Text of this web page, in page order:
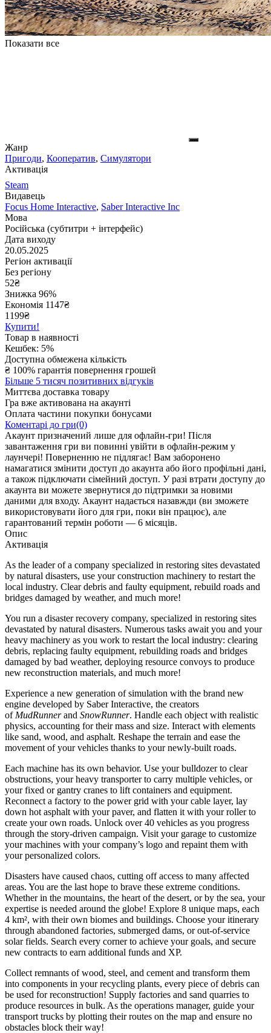
Показати все
Жанр
Пригоди, Кооператив, Симулятори
Активація
Steam
Видавець
Focus Home Interactive, Saber Interactive Inc
Мова
Російська (субтитри + інтерфейс)
Дата виходу
20.05.2025
Регіон активації
Без регіону
52₴
Знижка 96%
Економія 1147₴
1199₴
Купити!
Товар в наявності
Кешбек: 5%
Доступна обмежена кількість
₴ 100% гарантія повернення грошей
Більше 5 тисяч позитивних відгуків
Миттєва доставка товару
Гра вже активована на акаунті
Оплата частини покупки бонусами
Коментарі до гри(0)
Акаунт призначений лише для офлайн-гри! Після
завантаження гри ви повинні увійти в офлайн-режим у
лаунчері! Поверненню не підлягає! Вам заборонено
намагатися змінити доступ до акаунта або його профільні дані,
а також підключати сімейний доступ. У разі втрати доступу до
акаунта ви можете звернутися до підтримки за новими
даними для входу. Акаунт надається назавжди (ви зможете
використовувати його для гри, поки він працює), але
гарантований термін роботи — 6 місяців.
Опис
Активація
As the leader of a company specialized in restoring sites devastated
by natural disasters, use your construction machinery to restart the
local industry. Clear debris and faulty equipment, rebuild roads and
bridges damaged by weather, and much more!
You run a disaster recovery company, specialized in restoring sites
devastated by natural disasters. Numerous tasks await you and your
heavy machinery as you work to restart the local industry: clearing
debris, replacing faulty equipment, rebuilding roads and bridges
damaged by bad weather, deploying resource convoys to produce
new reconstruction materials, and much more!
Experience a new generation of simulation with the brand new
engine developed by Saber Interactive, the creators
of MudRunnerand SnowRunner. Handle each object with realistic
physics, accounting for their mass and size. Interact with elements
like sand, wood, and asphalt. Reshape the terrain and ease the
movement of your vehicles thanks to your newly-built roads.
Each machine has its own behavior. Use your bulldozer to clear
obstructions, your heavy transporter to carry multiple vehicles, or
your fixed or gantry cranes to lift containers and equipment.
Reconnect a factory to the power grid with your cable layer, lay
down hot asphalt with your paver, and flatten it with your roller to
create your own roads. Unlock over 40 vehicles as you progress
through the story-driven campaign. Visit your garage to customize
your machines with your company’s logo and repaint them with
your personalized colors.
Disasters have caused chaos, cutting off access to many affected
areas. You are the last hope to brave these extreme conditions.
Whether in the mountains, the heart of the desert, or by the sea, your
expertise is needed around the globe! Explore 8 unique maps, each
4 km², with their own biomes and buildings. Choose your itinerary
through abandoned factories, submerged dams, or out-of-service
solar fields. Search every corner to achieve your goals, and secure
new contracts to earn additional funds and XP.
Collect remnants of wood, steel, and cement and transform them
into components in your recycling plants, every piece of debris can
be used for reconstruction! Supply factories and sand quarries to
produce resources in bulk. As the operations manager, guide your
transport trucks by plotting their routes on the map and ensure no
obstacles block their way!